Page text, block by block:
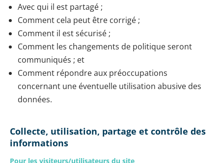
Avec qui il est partagé ;
Comment cela peut être corrigé ;
Comment il est sécurisé ;
Comment les changements de politique seront
communiqués ; et
Comment répondre aux préoccupations
concernant une éventuelle utilisation abusive des
données.
Collecte, utilisation, partage et contrôle des
informations
Pour les visiteurs/utilisateurs du site